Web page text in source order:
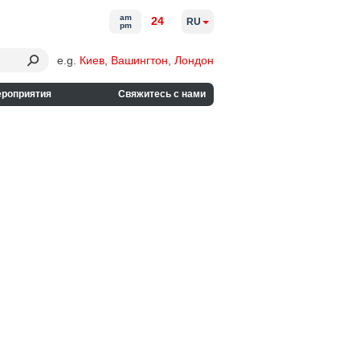
e.g. Киев Вашингтон Лондон
Свяжитесь с нами
am
pm
24 RU